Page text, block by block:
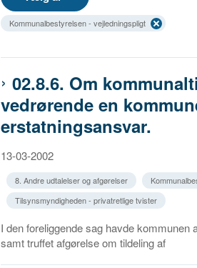
Kommunalbestyrelsen - vejledningspligt
02.8.6. Om
vedrørende en
erstatningsansvar.
13-03-2002
8. Andre udtalelser og afgørelser
Tilsynsmyndigheden - privatretlige tvister
I den foreliggende sag havde
samt truffet afgørelse om tildeling af